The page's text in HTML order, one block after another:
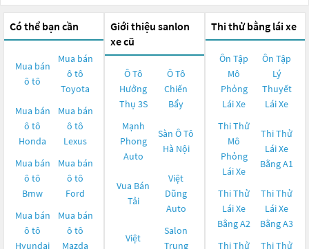
Có thể bạn cần
Mua bán
ô tô
Mua bán
ô tô
Toyota
Mua bán
ô tô
Honda
Mua bán
ô tô
Lexus
Mua bán
ô tô
Bmw
Mua bán
ô tô
Ford
Mua bán
ô tô
Hyundai
Mua bán
ô tô
Mazda
Giới thiệu sanlon
xe cũ
Ô Tô
Hưởng
Thụ 3S
Ô Tô
Chiến
Bẩy
Mạnh
Phong
Auto
Sàn Ô Tô
Hà Nội
Vua Bán
Tải
Việt
Dũng
Auto
Việt
Salon
Trung
Thi thử bằng lái xe
Ôn Tập
Mô
Phỏng
Lái Xe
Ôn Tập
Lý
Thuyết
Lái Xe
Thi Thử
Mô
Phỏng
Lái Xe
Thi Thử
Lái Xe
Bằng A1
Thi Thử
Lái Xe
Bằng A2
Thi Thử
Lái Xe
Bằng A3
Thi Thử
Thi Thử